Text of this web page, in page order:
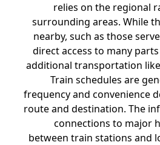
relies on the regional
surrounding areas. While
nearby, such as those
direct access to many
additional transportation
Train schedules are
frequency and convenience
route and destination. The
connections to major
between train stations and